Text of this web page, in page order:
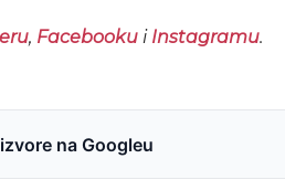
, Facebookui Instagramu.
na Googleu